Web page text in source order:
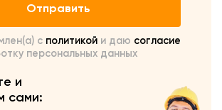
Отправить
с политикой и даю согласие
персональных данных
и
сами: